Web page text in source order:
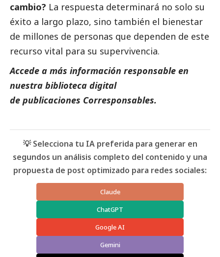
cambio? La respuesta determinará no solo su
éxito a largo plazo, sino también el bienestar
de millones de personas que dependen de este
recurso vital para su supervivencia.
Accede a más información responsable en
nuestra biblioteca digital
de publicaciones Corresponsables.
💡 Selecciona tu IA preferida para generar en
segundos un análisis completo del contenido y una
propuesta de post optimizado para redes sociales:
Claude
ChatGPT
Google AI
Gemini